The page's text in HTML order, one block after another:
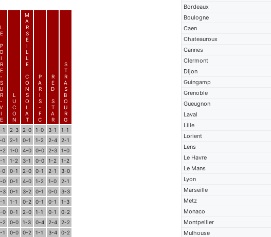
Bordeaux
Boulogne
Caen
Chateauroux
Cannes
Clermont
Dijon
Guingamp
Grenoble
Gueugnon
Laval
Lille
Lorient
Lens
Le Havre
Le Mans
Lyon
Marseille
Metz
Monaco
Montpellier
Mulhouse
L
E
P
O
I
R
E
-
S
U
R
-
V
I
E
L
U
C
O
N
M
A
R
S
E
I
L
L
E
C
O
N
S
O
L
A
T
P
A
R
I
S
-
F
C
R
E
D
S
T
A
R
S
T
R
A
S
B
O
U
R
G
1 2-3 2-0 1-0 3-1
1-1
0 2-1 0-1 1-2 2-4
2-1
2 1-0 4-0 0-0 2-3
1-0
1 1-2 3-1 0-0 1-2
1-2
0 0-1 2-0 0-1 2-1
3-0
0 0-1 4-0 1-2 1-0
2-1
3 0-1 3-2 0-1 0-0
3-3
1 1-1 0-2 0-1 0-1
1-3
0 0-1 2-0 1-1 0-1
0-2
2 0-0 1-3 0-4 2-4
2-2
1 0-0 0-2 1-1 3-4
0-2